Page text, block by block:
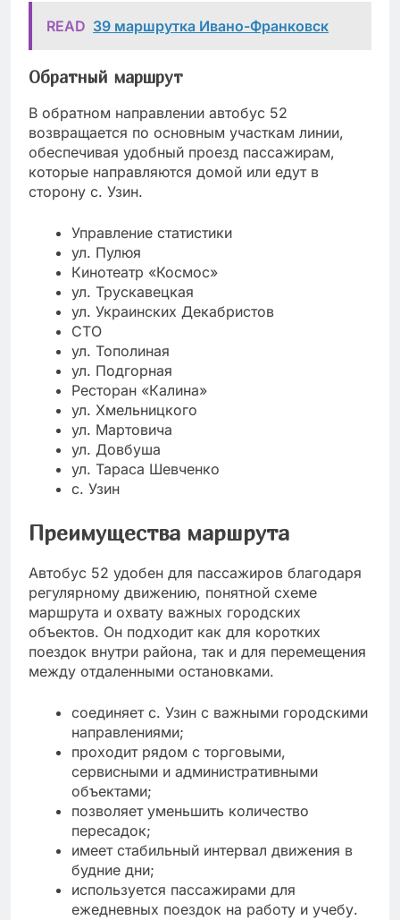
READ 39 маршрутка Ивано-Франковск
Обратный маршрут
В обратном направлении автобус 52
возвращается по основным участкам линии,
обеспечивая удобный проезд пассажирам,
которые направляются домой или едут в
сторону с. Узин.
Управление статистики
ул. Пулюя
Кинотеатр «Космос»
ул. Трускавецкая
ул. Украинских Декабристов
СТО
ул. Тополиная
ул. Подгорная
Ресторан «Калина»
ул. Хмельницкого
ул. Мартовича
ул. Довбуша
ул. Тараса Шевченко
с. Узин
Преимущества маршрута
Автобус 52 удобен для пассажиров благодаря
регулярному движению, понятной схеме
маршрута и охвату важных городских
объектов. Он подходит как для коротких
поездок внутри района, так и для перемещения
между отдаленными остановками.
соединяет с. Узин с важными городскими
направлениями;
проходит рядом с торговыми,
сервисными и административными
объектами;
позволяет уменьшить количество
пересадок;
имеет стабильный интервал движения в
будние дни;
используется пассажирами для
ежедневных поездок на работу и учебу.